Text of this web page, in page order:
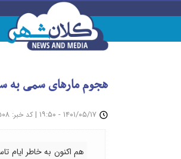
هجوم مارهای سمی به
| کد خبر: ۲۴۵۰۸
هم اکنون به خاطر ایام